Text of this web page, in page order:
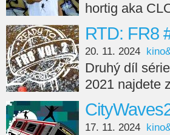
hortig aka
RTD: FR8
20. 11. 2024
Druhý díl
2021 najdete
17. 11. 2024